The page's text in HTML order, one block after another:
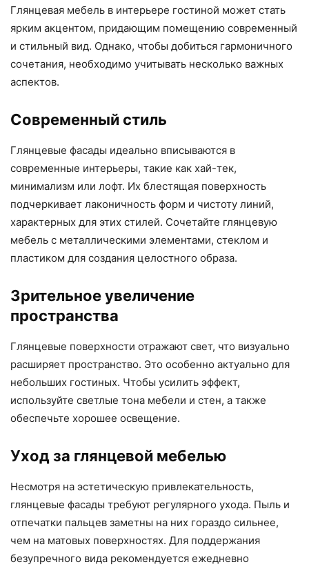
Глянцевая мебель в интерьере гостиной может стать
ярким акцентом, придающим помещению современный
и стильный вид. Однако, чтобы добиться гармоничного
сочетания, необходимо учитывать несколько важных
аспектов.
Современный стиль
Глянцевые фасады идеально вписываются в
современные интерьеры, такие как хай-тек,
минимализм или лофт. Их блестящая поверхность
подчеркивает лаконичность форм и чистоту линий,
характерных для этих стилей. Сочетайте глянцевую
мебель с металлическими элементами, стеклом и
пластиком для создания целостного образа.
Зрительное увеличение
пространства
Глянцевые поверхности отражают свет, что визуально
расширяет пространство. Это особенно актуально для
небольших гостиных. Чтобы усилить эффект,
используйте светлые тона мебели и стен, а также
обеспечьте хорошее освещение.
Уход за глянцевой мебелью
Несмотря на эстетическую привлекательность,
глянцевые фасады требуют регулярного ухода. Пыль и
отпечатки пальцев заметны на них гораздо сильнее,
чем на матовых поверхностях. Для поддержания
безупречного вида рекомендуется ежедневно